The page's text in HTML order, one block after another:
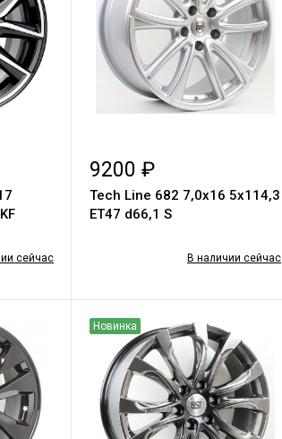
сейчас
9200 ₽
Tech Line 682 7,0х16 5х114,3
ET47 d66,1 S
В наличии сейчас
Новинка